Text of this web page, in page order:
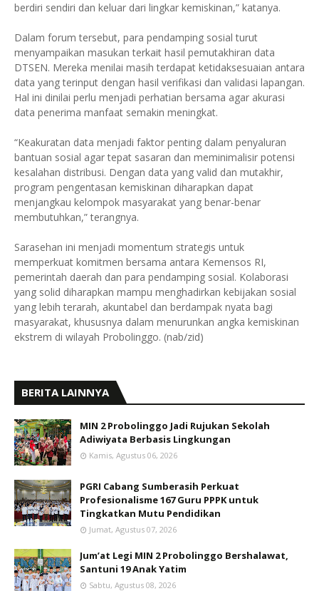
berdiri sendiri dan keluar dari lingkar kemiskinan,” katanya.
Dalam forum tersebut, para pendamping sosial turut
menyampaikan masukan terkait hasil pemutakhiran data
DTSEN. Mereka menilai masih terdapat ketidaksesuaian antara
data yang terinput dengan hasil verifikasi dan validasi lapangan.
Hal ini dinilai perlu menjadi perhatian bersama agar akurasi
data penerima manfaat semakin meningkat.
“Keakuratan data menjadi faktor penting dalam penyaluran
bantuan sosial agar tepat sasaran dan meminimalisir potensi
kesalahan distribusi. Dengan data yang valid dan mutakhir,
program pengentasan kemiskinan diharapkan dapat
menjangkau kelompok masyarakat yang benar-benar
membutuhkan,” terangnya.
Sarasehan ini menjadi momentum strategis untuk
memperkuat komitmen bersama antara Kemensos RI,
pemerintah daerah dan para pendamping sosial. Kolaborasi
yang solid diharapkan mampu menghadirkan kebijakan sosial
yang lebih terarah, akuntabel dan berdampak nyata bagi
masyarakat, khususnya dalam menurunkan angka kemiskinan
ekstrem di wilayah Probolinggo. (nab/zid)
BERITA LAINNYA
MIN 2 Probolinggo Jadi Rujukan Sekolah
Adiwiyata Berbasis Lingkungan
Kamis, Agustus 06, 2026
PGRI Cabang Sumberasih Perkuat
Profesionalisme 167 Guru PPPK untuk
Tingkatkan Mutu Pendidikan
Jumat, Agustus 07, 2026
Jum’at Legi MIN 2 Probolinggo Bershalawat,
Santuni 19 Anak Yatim
Sabtu, Agustus 08, 2026